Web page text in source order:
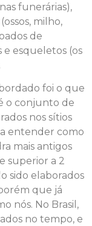
funerárias),
milho,
de
e esqueletos (os
foi o que
o conjunto de
nos sítios
entender como
mais antigos
superior a 2
sido elaborados
que já
nós. No Brasil,
no tempo, e